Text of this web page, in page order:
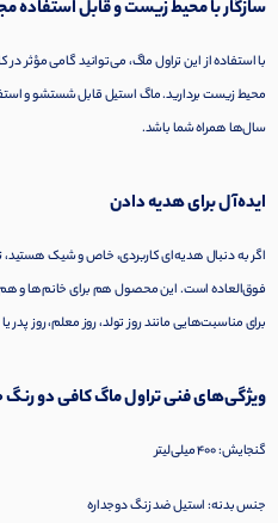
سازگار با محیط زیست و قابل استفاده
با استفاده از این تراول ماگ، می‌توانید گامی
محیط زیست بردارید. ماگ استیل قابل شستشو و
سال‌ها همراه شما باشد.
ایده‌آل برای هدیه دادن
اگر به دنبال هدیه‌ای کاربردی، خاص و شیک هستید،
فوق‌العاده است. این محصول هم برای خانم‌ها و
برای مناسبت‌هایی مانند روز تولد، روز معلم، روز پدر
ویژگی‌های فنی تراول ماگ کافی دو رنگ ۴۰۰ میل
گنجایش: ۴۰۰ میلی‌لیتر
جنس بدنه: استیل ضد زنگ دوجداره